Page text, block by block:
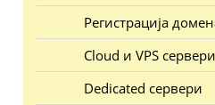
Регистрација
Cloud и VPS сервери
Dedicated сервери